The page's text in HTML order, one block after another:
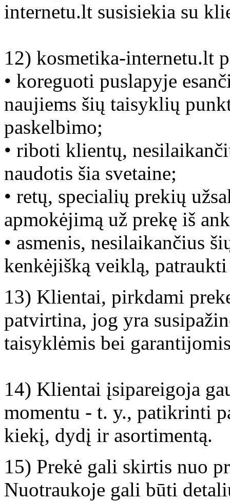
internetu.lt susisiekia su
12) kosmetika-internetu.lt
• koreguoti puslapyje
naujiems šių taisyklių
paskelbimo;
• riboti klientų,
naudotis šia svetaine;
• retų, specialių prekių
apmokėjimą už prekę iš
• asmenis, nesilaikančius
kenkėjišką veiklą,
13) Klientai, pirkdami
patvirtina, jog yra
taisyklėmis bei
14) Klientai įsipareigoja
momentu - t. y., patikrinti
kiekį, dydį ir asortimentą.
15) Prekė gali skirtis nuo
Nuotraukoje gali būti